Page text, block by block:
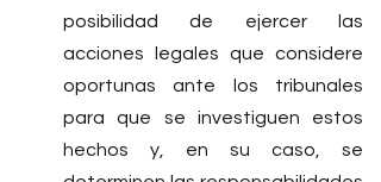
posibilidad de ejercer las
acciones legales que considere
oportunas ante los tribunales
para que se investiguen estos
hechos y, en su caso, se